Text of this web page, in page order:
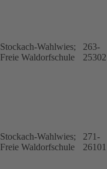
Stockach-Wahlwies;
Freie Waldorfschule
263-
25302
Stockach-Wahlwies;
Freie Waldorfschule
271-
26101